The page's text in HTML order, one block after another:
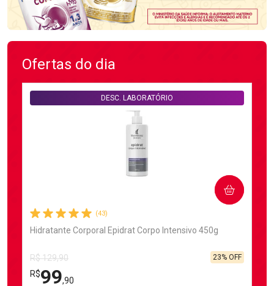
Ofertas do dia
(43)
Hidratante Corporal Epidrat Corpo Intensivo 450g
DESC. LABORATÓRIO
R$ 129,90
R$99,90
23% OFF
COMPRAR